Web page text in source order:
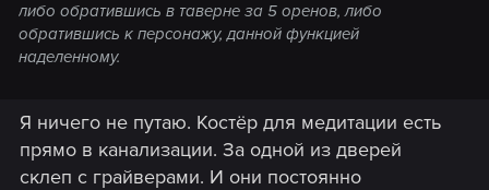
либо обратившись в таверне за 5 оренов, либо
обратившись к персонажу, данной функцией
наделенному.
Я ничего не путаю. Костёр для медитации есть
прямо в канализации. За одной из дверей
склеп с грайверами. И они постоянно